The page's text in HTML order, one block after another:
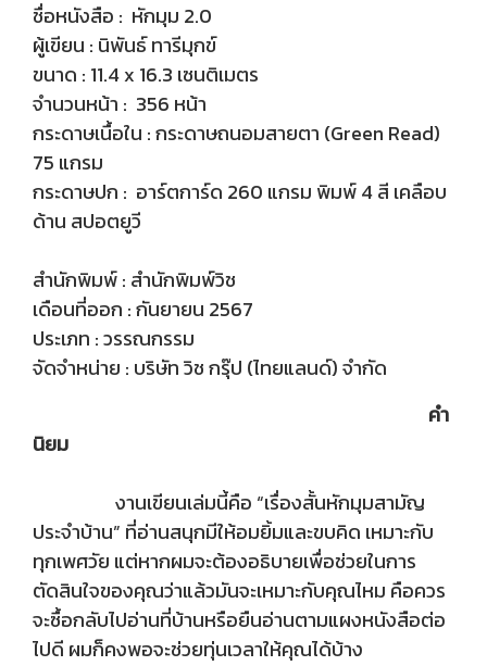
ชื่อหนังสือ : หักมุม 2.0
ผู้เขียน : นิพันธ์ ทารีมุกข์
ขนาด : 11.4 x 16.3 เซนติเมตร
จำนวนหน้า : 356 หน้า
กระดาษเนื้อใน : กระดาษถนอมสายตา (Green Read)
75 แกรม
กระดาษปก : อาร์ตการ์ด 260 แกรม พิมพ์ 4 สี เคลือบ
ด้าน สปอตยูวี
สำนักพิมพ์ : สำนักพิมพ์วิช
เดือนที่ออก : กันยายน 2567
ประเภท : วรรณกรรม
จัดจำหน่าย : บริษัท วิช กรุ๊ป (ไทยแลนด์) จำกัด
คำ
นิยม
งานเขียนเล่มนี้คือ “เรื่องสั้นหักมุมสามัญ
ประจำบ้าน” ที่อ่านสนุกมีให้อมยิ้มและขบคิด เหมาะกับ
ทุกเพศวัย แต่หากผมจะต้องอธิบายเพื่อช่วยในการ
ตัดสินใจของคุณว่าแล้วมันจะเหมาะกับคุณไหม คือควร
จะซื้อกลับไปอ่านที่บ้านหรือยืนอ่านตามแผงหนังสือต่อ
ไปดี ผมก็คงพอจะช่วยทุ่นเวลาให้คุณได้บ้าง